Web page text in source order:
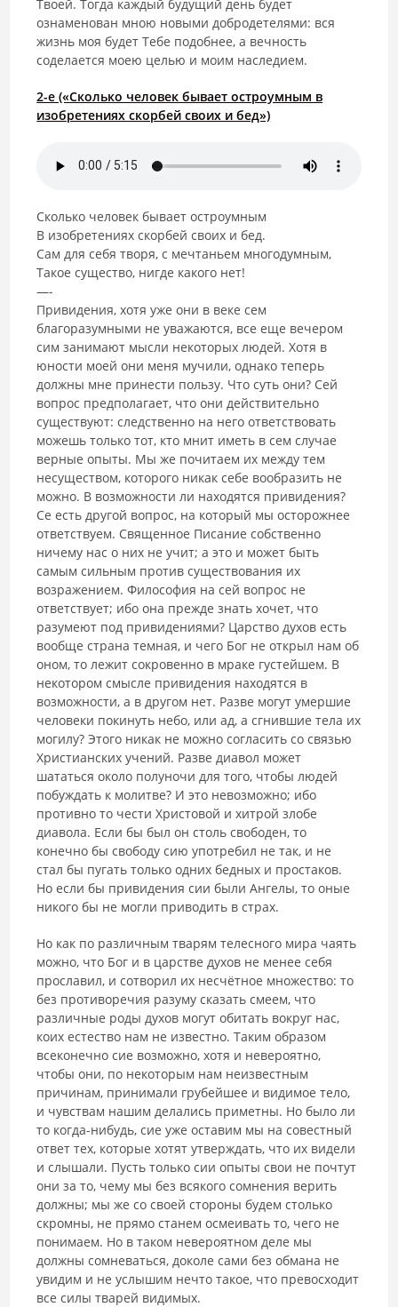
Твоей. Тогда каждый будущий день будет
ознаменован мною новыми добродетелями: вся
жизнь моя будет Тебе подобнее, а вечность
соделается моею целью и моим наследием.
2-е («Сколько человек бывает остроумным в
изобретениях скорбей своих и бед»)
Сколько человек бывает остроумным
В изобретениях скорбей своих и бед.
Сам для себя творя, с мечтаньем многодумным,
Такое существо, нигде какого нет!
—-
Привидения, хотя уже они в веке сем
благоразумными не уважаются, все еще вечером
сим занимают мысли некоторых людей. Хотя в
юности моей они меня мучили, однако теперь
должны мне принести пользу. Что суть они? Сей
вопрос предполагает, что они действительно
существуют: следственно на него ответствовать
можешь только тот, кто мнит иметь в сем случае
верные опыты. Мы же почитаем их между тем
несуществом, которого никак себе вообразить не
можно. В возможности ли находятся привидения?
Се есть другой вопрос, на который мы осторожнее
ответствуем. Священное Писание собственно
ничему нас о них не учит; a это и может быть
самым сильным против существования их
возражением. Философия на сей вопрос не
ответствует; ибо она прежде знать хочет, что
разумеют под привидениями? Царство духов есть
вообще страна темная, и чего Бог не открыл нам об
оном, то лежит сокровенно в мраке густейшем. В
некотором смысле привидения находятся в
возможности, а в другом нет. Разве могут умершие
человеки покинуть небо, или ад, а сгнившие тела их
могилу? Этого никак не можно согласить со связью
Христианских учений. Разве диавол может
шататься около полуночи для того, чтобы людей
побуждать к молитве? И это невозможно; ибо
противно то чести Христовой и хитрой злобе
диавола. Если бы был он столь свободен, то
конечно бы свободу сию употребил не так, и не
стал бы пугать только одних бедных и простаков.
Но если бы привидения сии были Ангелы, то оные
никого бы не могли приводить в страх.
Но как по различным тварям телесного мира чаять
можно, что Бог и в царстве духов не менее себя
прославил, и сотворил их несчётное множество: то
без противоречия разуму сказать смеем, что
различные роды духов могут обитать вокруг нас,
коих естество нам не известно. Таким образом
всеконечно сие возможно, хотя и невероятно,
чтобы они, по некоторым нам неизвестным
причинам, принимали грубейшее и видимое тело,
и чувствам нашим делались приметны. Но было ли
то когда-нибудь, сие уже оставим мы на совестный
ответ тех, которые хотят утверждать, что их видели
и слышали. Пусть только сии опыты свои не почтут
они за то, чему мы без всякого сомнения верить
должны; мы же со своей стороны будем столько
скромны, не прямо станем осмеивать то, чего не
понимаем. Но в таком невероятном деле мы
должны сомневаться, доколе сами без обмана не
увидим и не услышим нечто такое, что превосходит
все силы тварей видимых.